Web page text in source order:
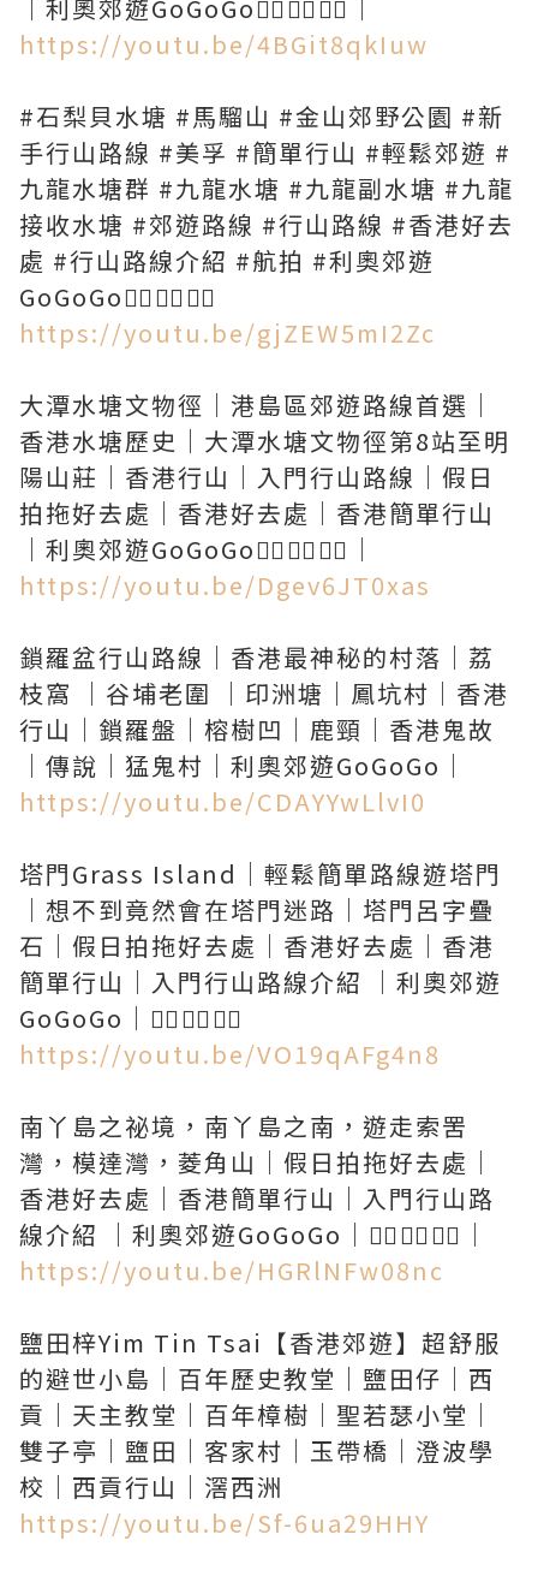
https://youtu.be/4BGit8qkIuw
#石梨貝水塘 #馬騮山 #金山郊野公園 #新
手行山路線 #美孚 #簡單行山 #輕鬆郊遊 #
九龍水塘群 #九龍水塘 #九龍副水塘 #九龍
接收水塘 #郊遊路線 #行山路線 #香港好去
處 #行山路線介紹 #航拍 #利奧郊遊
https://youtu.be/gjZEW5mI2Zc
大潭水塘文物徑｜港島區郊遊路線首選｜
香港水塘歷史｜大潭水塘文物徑第8站至明
陽山莊｜香港行山｜入門行山路線｜假日
拍拖好去處｜香港好去處｜香港簡單行山
https://youtu.be/Dgev6JT0xas
鎖羅盆行山路線｜香港最神秘的村落｜荔
枝窩 ｜谷埔老圍 ｜印洲塘｜鳳坑村｜香港
行山｜鎖羅盤｜榕樹凹｜鹿頸｜香港鬼故
https://youtu.be/CDAYYwLlvI0
塔門Grass Island｜輕鬆簡單路線遊塔門
｜想不到竟然會在塔門迷路｜塔門呂字疊
石｜假日拍拖好去處｜香港好去處｜香港
簡單行山｜入門行山路線介紹 ｜利奧郊遊
https://youtu.be/VO19qAFg4n8
南丫島之祕境，南丫島之南，遊走索罟
灣，模達灣，菱角山｜假日拍拖好去處｜
香港好去處｜香港簡單行山｜入門行山路
https://youtu.be/HGRlNFw08nc
鹽田梓Yim Tin Tsai【香港郊遊】超舒服
的避世小島｜百年歷史教堂｜鹽田仔｜西
貢｜天主教堂｜百年樟樹｜聖若瑟小堂｜
雙子亭｜鹽田｜客家村｜玉帶橋｜澄波學
https://youtu.be/Sf-6ua29HHY